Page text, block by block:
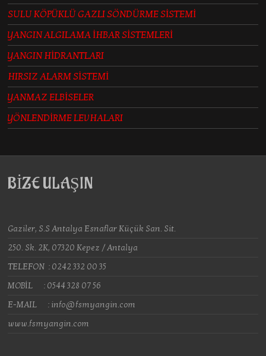
SULU KÖPÜKLÜ GAZLI SÖNDÜRME SİSTEMİ
YANGIN ALGILAMA İHBAR SİSTEMLERİ
YANGIN HİDRANTLARI
HIRSIZ ALARM SİSTEMİ
YANMAZ ELBİSELER
YÖNLENDİRME LEVHALARI
BİZE ULAŞIN
Gaziler, S.S Antalya Esnaflar Küçük San. Sit.
250. Sk. 2K, 07320 Kepez / Antalya
TELEFON : 0242 332 00 35
MOBİL : 0544 328 07 56
E-MAIL : info@fsmyangin.com
www.fsmyangin.com